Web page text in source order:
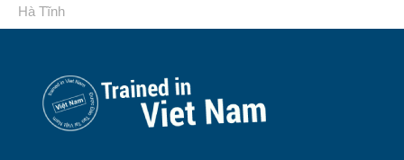
Hà Tĩnh